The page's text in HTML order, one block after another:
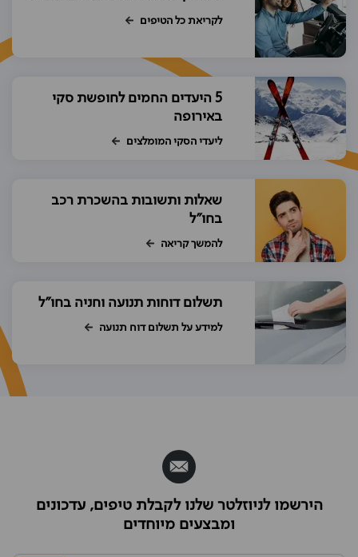
לקריאת כל הטיפים
5 היעדים החמים לחופשת סקי
באירופה
ליעדי הסקי המומלצים
שאלות ותשובות בהשכרת רכב
בחו"ל
להמשך קריאה
תשלום דוחות תנועה וחניה בחו"ל
למידע על תשלום דוח תנועה
הירשמו לניוזלטר שלנו לקבלת טיפים, עדכונים
ומבצעים מיוחדים